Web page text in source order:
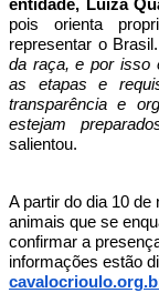
entidade, Luiza
pois orienta
representar o Brasil.
da raça, e por isso
as etapas e
transparência e
estejam
salientou.
A partir do dia 10
animais que se
confirmar a
informações estão